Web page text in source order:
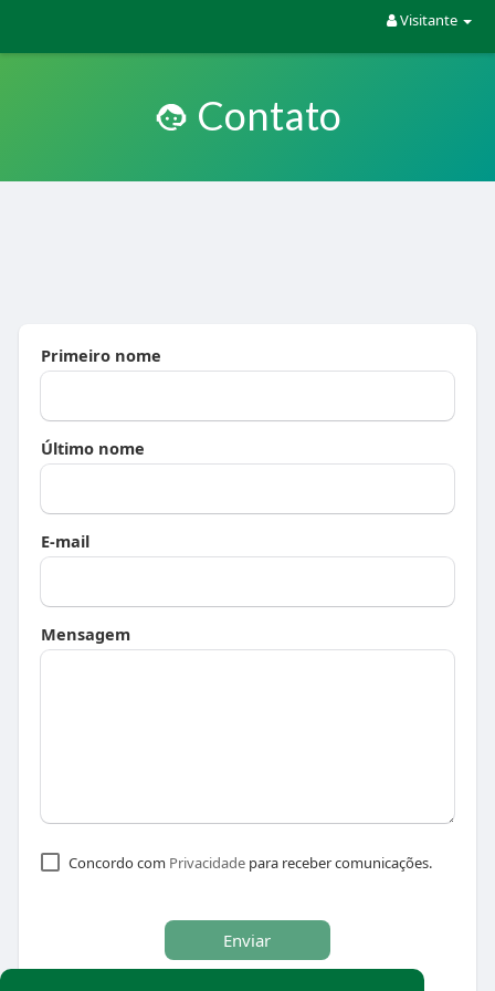
Visitante
Contato
Primeiro nome
Último nome
E-mail
Mensagem
Concordo com Privacidadepara receber comunicações.
Enviar